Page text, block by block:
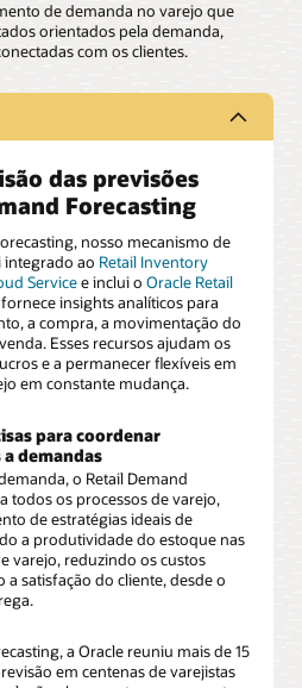
de demanda no varejo que
orientados pela demanda,
com os clientes.
das previsões
Forecasting
nosso mecanismo de
integrado ao Retail Inventory
Servicee inclui o Oracle Retail
insights analíticos para
a compra, a movimentação do
Esses recursos ajudam os
e a permanecer flexíveis em
em constante mudança.
para coordenar
demandas
o Retail Demand
todos os processos de varejo,
de estratégias ideais de
a produtividade do estoque nas
varejo, reduzindo os custos
satisfação do cliente, desde o
a Oracle reuniu mais de 15
em centenas de varejistas